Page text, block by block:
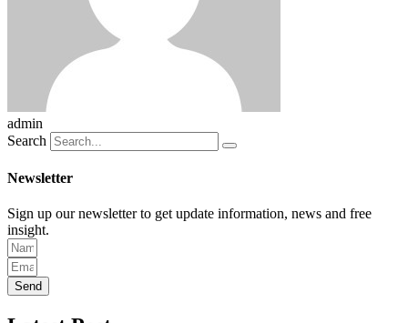
admin
Search
Newsletter
Sign up our newsletter to get update information, news and free
insight.
Send